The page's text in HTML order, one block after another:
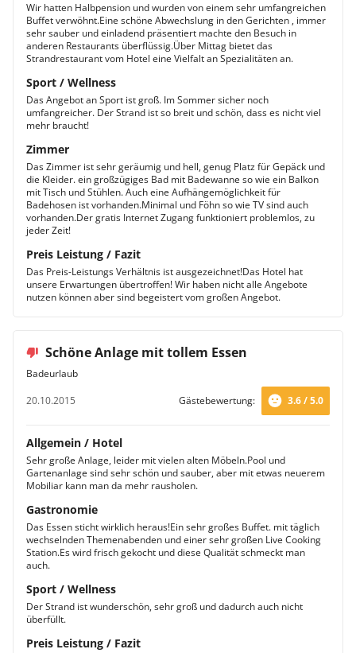
Wir hatten Halbpension und wurden von einem sehr umfangreichen
Buffet verwöhnt.Eine schöne Abwechslung in den Gerichten , immer
sehr sauber und einladend präsentiert machte den Besuch in
anderen Restaurants überflüssig.Über Mittag bietet das
Strandrestaurant vom Hotel eine Vielfalt an Spezialitäten an.
Sport / Wellness
Das Angebot an Sport ist groß. Im Sommer sicher noch
umfangreicher. Der Strand ist so breit und schön, dass es nicht viel
mehr braucht!
Zimmer
Das Zimmer ist sehr geräumig und hell, genug Platz für Gepäck und
die Kleider. ein großzügiges Bad mit Badewanne so wie ein Balkon
mit Tisch und Stühlen. Auch eine Aufhängemöglichkeit für
Badehosen ist vorhanden.Minimal und Föhn so wie TV sind auch
vorhanden.Der gratis Internet Zugang funktioniert problemlos, zu
jeder Zeit!
Preis Leistung / Fazit
Das Preis-Leistungs Verhältnis ist ausgezeichnet!Das Hotel hat
unsere Erwartungen übertroffen! Wir haben nicht alle Angebote
nutzen können aber sind begeistert vom großen Angebot.
Schöne Anlage mit tollem Essen
Badeurlaub
20.10.2015
Gästebewertung: 3.6 / 5.0
Allgemein / Hotel
Sehr große Anlage, leider mit vielen alten Möbeln.Pool und
Gartenanlage sind sehr schön und sauber, aber mit etwas neuerem
Mobiliar kann man da mehr rausholen.
Gastronomie
Das Essen sticht wirklich heraus!Ein sehr großes Buffet. mit täglich
wechselnden Themenabenden und einer sehr großen Live Cooking
Station.Es wird frisch gekocht und diese Qualität schmeckt man
auch.
Sport / Wellness
Der Strand ist wunderschön, sehr groß und dadurch auch nicht
überfüllt.
Preis Leistung / Fazit